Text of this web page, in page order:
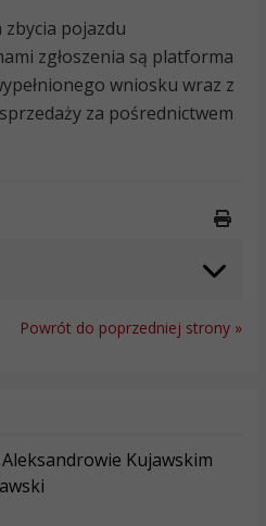
zbycia pojazdu
zgłoszenia są platforma
wniosku wraz z
za pośrednictwem
Powrót do poprzedniej strony »
Kujawskim